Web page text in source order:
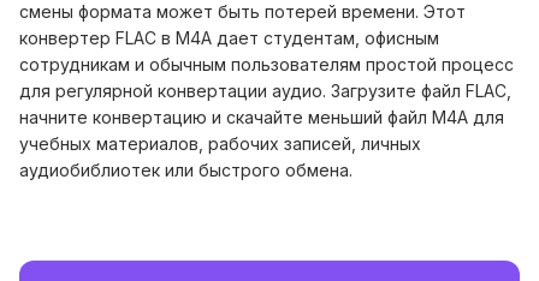
смены формата может быть потерей времени. Этот
конвертер FLAC в M4A дает студентам, офисным
сотрудникам и обычным пользователям простой процесс
для регулярной конвертации аудио. Загрузите файл FLAC,
начните конвертацию и скачайте меньший файл M4A для
учебных материалов, рабочих записей, личных
аудиобиблиотек или быстрого обмена.